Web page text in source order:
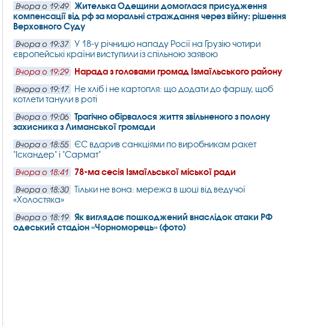
Вчора о 19:49
Жителька Одещини домоглася присудження
компенсації від рф за моральні страждання через війну: рішення
Верховного Суду
Вчора о 19:37
У 18-у річницю нападу Росії на Грузію чотири
європейські країни виступили із спільною заявою
Вчора о 19:29 Нарада з головами громад Ізмаїльського району
Вчора о 19:17
Не хліб і не картопля: що додати до фаршу, щоб
котлети танули в роті
Вчора о 19:06
Трагічно обірвалося життя звільненого з полону
захисника з Лиманської громади
Вчора о 18:55
ЄС вдарив санкціями по виробникам ракет
"Іскандер" і "Сармат"
Вчора о 18:41 78-ма сесія Ізмаїльської міської ради
Вчора о 18:30
Тільки не вона: мережа в шоці від ведучої
«Холостяка»
Вчора о 18:19
Як виглядає пошкоджений внаслідок атаки РФ
одеський стадіон «Чорноморець» (фото)